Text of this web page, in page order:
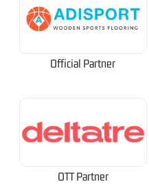
Official Partner
OTT Partner